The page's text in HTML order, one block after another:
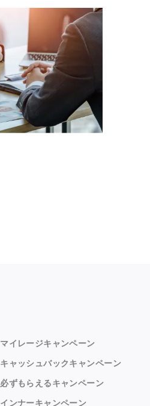
マイレージキャンペーン
キャッシュバックキャンペーン
必ずもらえるキャンペーン
インナーキャンペーン